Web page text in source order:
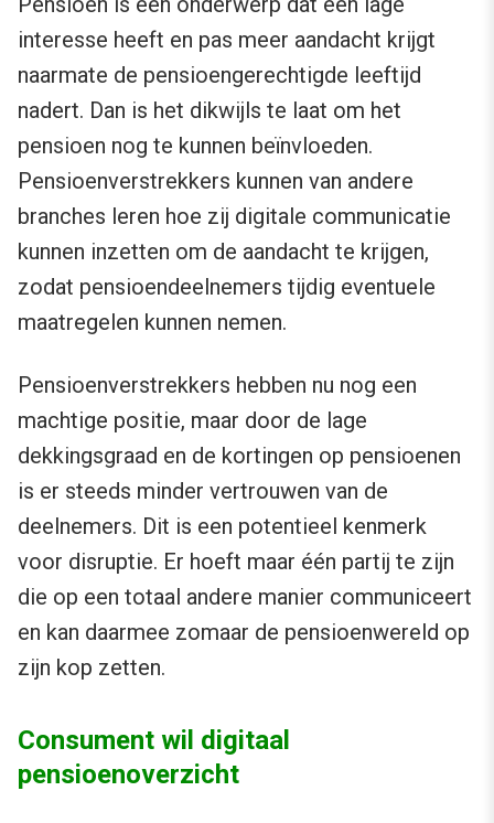
interesse heeft en pas meer aandacht krijgt
naarmate de pensioengerechtigde leeftijd
nadert. Dan is het dikwijls te laat om het
pensioen nog te kunnen beïnvloeden.
Pensioenverstrekkers kunnen van andere
branches leren hoe zij digitale communicatie
kunnen inzetten om de aandacht te krijgen,
zodat pensioendeelnemers tijdig eventuele
maatregelen kunnen nemen.
Pensioenverstrekkers hebben nu nog een
machtige positie, maar door de lage
dekkingsgraad en de kortingen op pensioenen
is er steeds minder vertrouwen van de
deelnemers. Dit is een potentieel kenmerk
voor disruptie. Er hoeft maar één partij te zijn
die op een totaal andere manier communiceert
en kan daarmee zomaar de pensioenwereld op
zijn kop zetten.
Consument wil digitaal
pensioenoverzicht